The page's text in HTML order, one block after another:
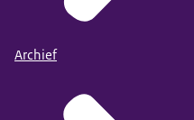
Archief